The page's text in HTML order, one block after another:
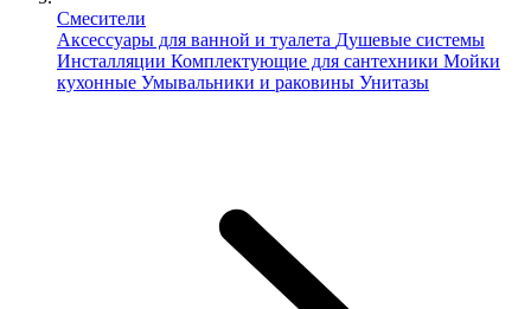
Смесители
Аксессуары для ванной и туалета Душевые системы
Инсталляции Комплектующие для сантехники Мойки
кухонные Умывальники и раковины Унитазы